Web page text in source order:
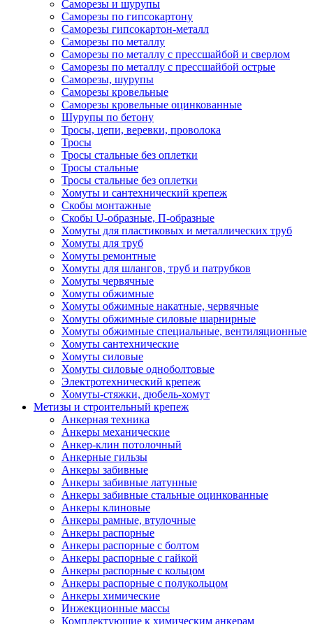
Саморезы и шурупы
Саморезы по гипсокартону
Саморезы гипсокартон-металл
Саморезы по металлу
Саморезы по металлу с прессшайбой и сверлом
Саморезы по металлу с прессшайбой острые
Саморезы, шурупы
Саморезы кровельные
Саморезы кровельные оцинкованные
Шурупы по бетону
Тросы, цепи, веревки, проволока
Тросы
Тросы стальные без оплетки
Тросы стальные
Тросы стальные без оплетки
Хомуты и сантехнический крепеж
Скобы монтажные
Скобы U-образные, П-образные
Хомуты для пластиковых и металлических труб
Хомуты для труб
Хомуты ремонтные
Хомуты для шлангов, труб и патрубков
Хомуты червячные
Хомуты обжимные
Хомуты обжимные накатные, червячные
Хомуты обжимные силовые шарнирные
Хомуты обжимные специальные, вентиляционные
Хомуты сантехнические
Хомуты силовые
Хомуты силовые одноболтовые
Электротехнический крепеж
Хомуты-стяжки, дюбель-хомут
Метизы и строительный крепеж
Анкерная техника
Анкеры механические
Анкер-клин потолочный
Анкерные гильзы
Анкеры забивные
Анкеры забивные латунные
Анкеры забивные стальные оцинкованные
Анкеры клиновые
Анкеры рамные, втулочные
Анкеры распорные
Анкеры распорные с болтом
Анкеры распорные с гайкой
Анкеры распорные с кольцом
Анкеры распорные с полукольцом
Анкеры химические
Инжекционные массы
Комплектующие к химическим анкерам